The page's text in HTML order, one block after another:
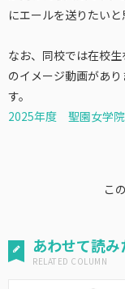
にエールを送りたいと
なお、同校では在校
のイメージ動画があ
す。
2025年度 聖園女学院
こ
あわせて読